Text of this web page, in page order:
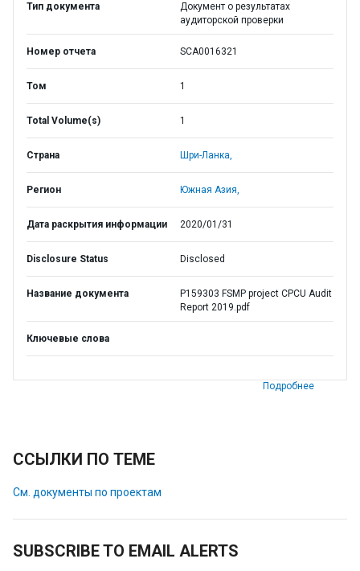
Тип документа
Документ о результатах
аудиторской проверки
Номер отчета SCA0016321
Том 1
Total Volume(s) 1
Страна Шри-Ланка,
Регион Южная Азия,
Дата раскрытия информации 2020/01/31
Disclosure Status Disclosed
Название документа
P159303 FSMP project CPCU Audit
Report 2019.pdf
Ключевые слова
Подробнее
ССЫЛКИ ПО ТЕМЕ
См. документы по проектам
SUBSCRIBE TO EMAIL ALERTS